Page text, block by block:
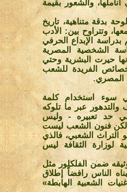
والشعور بقيمة
بدقة متناهية، تاريخ
وتتراوح بين: الأدب
بدراسة الإبداع الحرفي
الشخصية المصرية
حيرت البشرية وحتي
الفريدة للشعب
المصري.
سوء استخدام كلمة
عبر ما تلوكه
حد تعبيره - وليس
لكن فنون الشعب ليست
التراث الشعبي، فالذي
لوزارة الثقافة ليس
ضمن الفلكلور مثل
الناس رافضاً إطلاق
الشعبية الهابطة»